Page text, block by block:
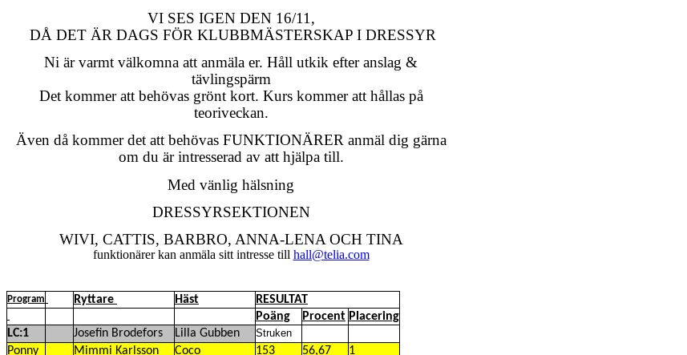
VI SES IGEN DEN 16/11,
DÅ DET ÄR DAGS FÖR KLUBBMÄSTERSKAP I DRESSYR
Ni är varmt välkomna att anmäla er. Håll utkik efter anslag &
tävlingspärm
Det kommer att behövas grönt kort. Kurs kommer att hållas på
teoriveckan.
Även då kommer det att behövas FUNKTIONÄRER anmäl dig gärna
om du är intresserad av att hjälpa till.
Med vänlig hälsning
DRESSYRSEKTIONEN
WIVI, CATTIS, BARBRO, ANNA-LENA OCH TINA
funktionärer kan anmäla sitt intresse till hall@telia.com
Program Ryttare Häst
RESULTAT
Poäng
Procent Placering
LC:1
Josefin Brodefors Lilla Gubben Struken
Ponny Mimmi Karlsson Coco 153 56,67
1